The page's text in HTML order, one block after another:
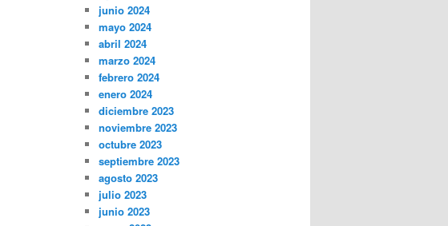
junio 2024
mayo 2024
abril 2024
marzo 2024
febrero 2024
enero 2024
diciembre 2023
noviembre 2023
octubre 2023
septiembre 2023
agosto 2023
julio 2023
junio 2023